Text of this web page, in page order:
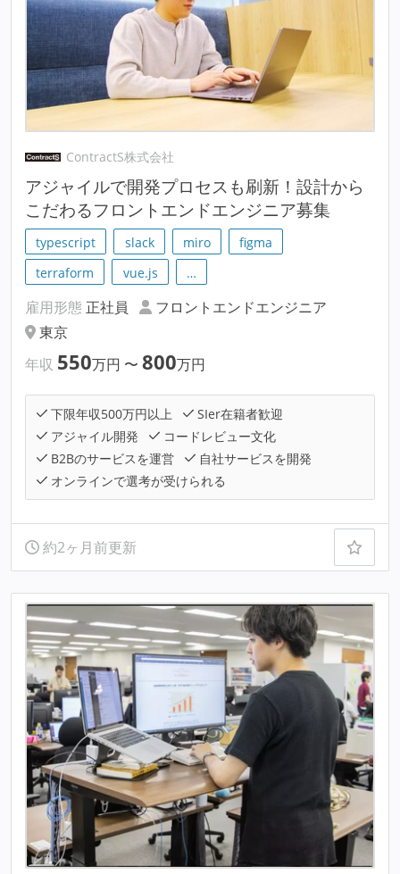
ContractS株式会社
アジャイルで開発プロセスも刷新！設計から
こだわるフロントエンドエンジニア募集
typescript slack miro
figma
terraform
vue.js …
雇用形態 正社員
フロントエンドエンジニア
東京
年収 550万円 〜 800万円
下限年収500万円以上
SIer在籍者歓迎
アジャイル開発
コードレビュー文化
B2Bのサービスを運営
自社サービスを開発
オンラインで選考が受けられる
約2ヶ月前更新